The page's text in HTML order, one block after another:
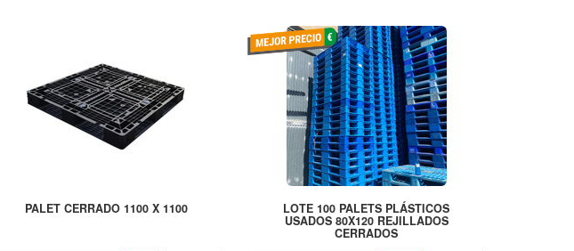
PALET CERRADO 1100 X 1100 LOTE 100 PALETS PLÁSTICOS
USADOS 80X120 REJILLADOS
CERRADOS